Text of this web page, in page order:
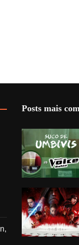
Posts mais